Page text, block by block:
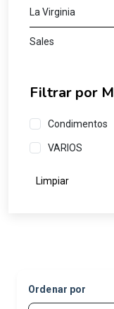
La Virginia
Sales
Filtrar por
Condimentos
VARIOS
Limpiar
Ordenar por